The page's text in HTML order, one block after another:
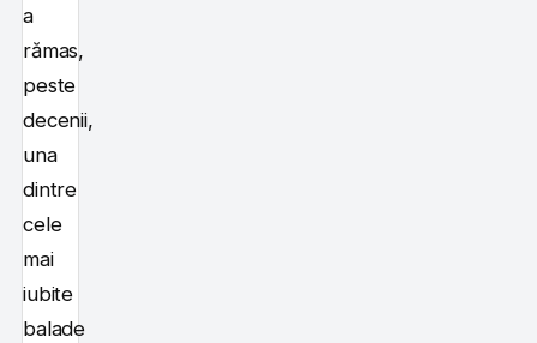
a
rămas,
peste
decenii,
una
dintre
cele
mai
iubite
balade